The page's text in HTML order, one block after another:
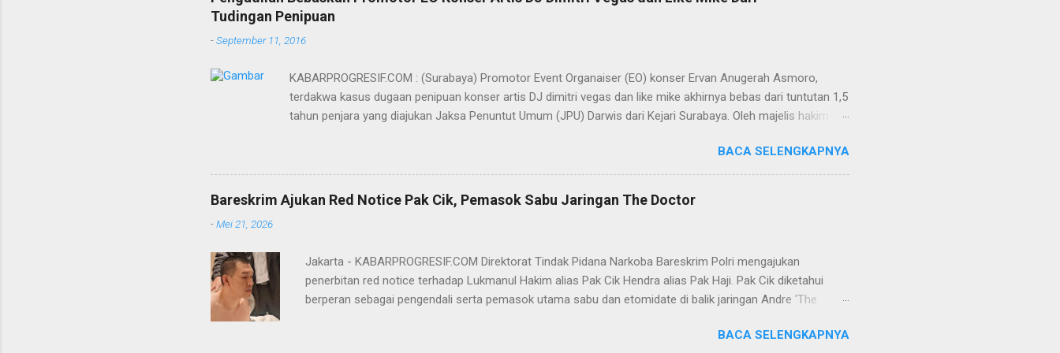
Tudingan Penipuan
-September 11, 2016
KABARPROGRESIF.COM : (Surabaya) Promotor Event Organaiser (EO) konser Ervan Anugerah Asmoro,
terdakwa kasus dugaan penipuan konser artis DJ dimitri vegas dan like mike akhirnya bebas dari tuntutan 1,5
tahun penjara yang diajukan Jaksa Penuntut Umum (JPU) Darwis dari Kejari Surabaya. Oleh majelis hakim
pidana. Dalam pertimbangannya, hakim Sigit menerangkan, majelis hakim berpendapat bahwa perbuatan
terdakwa Ervan tersebut tidak terdapat unsur penipuan sehingga dianggap bukan merupakan tindak pidana.
Menurut majelis hakim, kasus yang menjerat Ervan merupakan hubungan hukum keperdataan. Atas dasar
itulah, terdakwa Ervan diputus bebas dari tuntutan hukum (onslag van alle recht vervolging). Menanggapi hal
BACA SELENGKAPNYA
Bareskrim Ajukan Red Notice Pak Cik, Pemasok Sabu Jaringan The Doctor
-Mei 21, 2026
Jakarta - KABARPROGRESIF.COM Direktorat Tindak Pidana Narkoba Bareskrim Polri mengajukan
penerbitan red notice terhadap Lukmanul Hakim alias Pak Cik Hendra alias Pak Haji. Pak Cik diketahui
berperan sebagai pengendali serta pemasok utama sabu dan etomidate di balik jaringan Andre 'The
DPO Lukmanul Hakim alias Hendra alias Pak Haji," kata Direktur Tindak Pidana Narkoba (Dirtipidnarkoba)
BACA SELENGKAPNYA